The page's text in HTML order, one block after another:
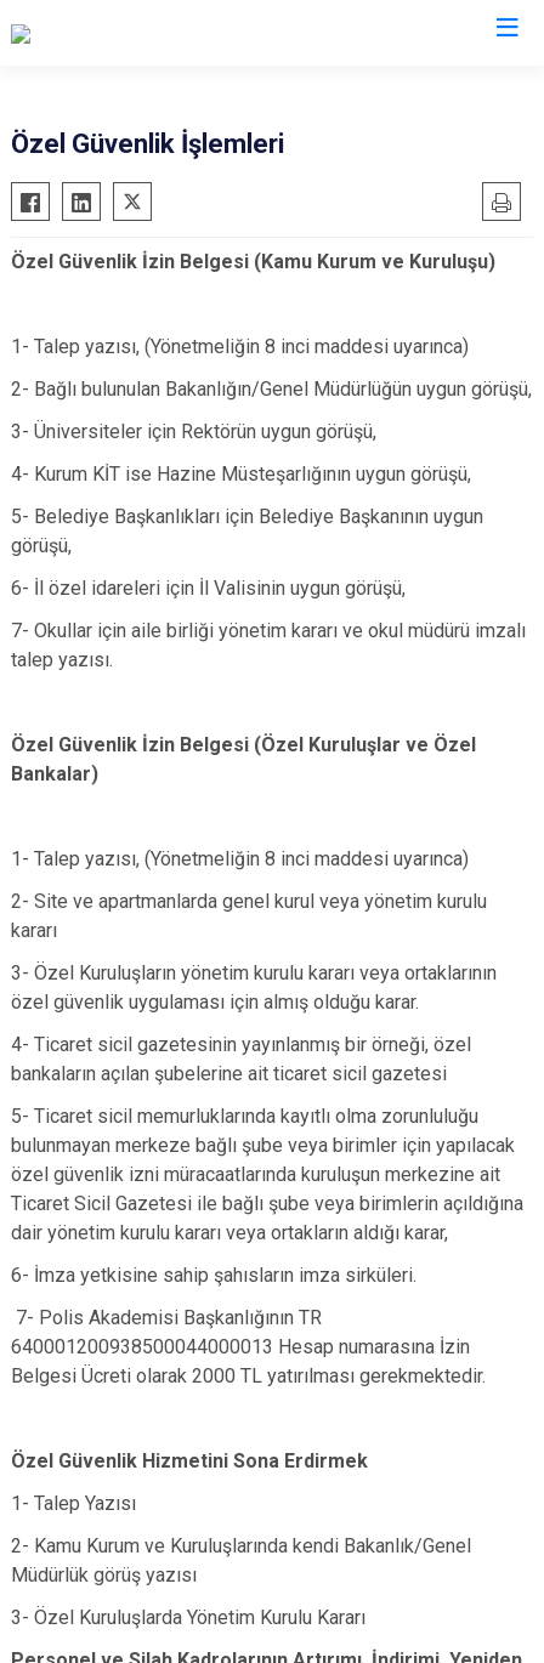
Özel Güvenlik İşlemleri
Özel Güvenlik İzin Belgesi (Kamu Kurum ve Kuruluşu)
1- Talep yazısı, (Yönetmeliğin 8 inci maddesi uyarınca)
2- Bağlı bulunulan Bakanlığın/Genel Müdürlüğün uygun görüşü,
3- Üniversiteler için Rektörün uygun görüşü,
4- Kurum KİT ise Hazine Müsteşarlığının uygun görüşü,
5- Belediye Başkanlıkları için Belediye Başkanının uygun
görüşü,
6- İl özel idareleri için İl Valisinin uygun görüşü,
7- Okullar için aile birliği yönetim kararı ve okul müdürü imzalı
talep yazısı.
Özel Güvenlik İzin Belgesi (Özel Kuruluşlar ve Özel
Bankalar)
​1- Talep yazısı, (Yönetmeliğin 8 inci maddesi uyarınca)
2- Site ve apartmanlarda genel kurul veya yönetim kurulu
kararı
3- Özel Kuruluşların yönetim kurulu kararı veya ortaklarının
özel güvenlik uygulaması için almış olduğu karar.
4- Ticaret sicil gazetesinin yayınlanmış bir örneği, özel
bankaların açılan şubelerine ait ticaret sicil gazetesi
5- Ticaret sicil memurluklarında kayıtlı olma zorunluluğu
bulunmayan merkeze bağlı şube veya birimler için yapılacak
özel güvenlik izni müracaatlarında kuruluşun merkezine ait
Ticaret Sicil Gazetesi ile bağlı şube veya birimlerin açıldığına
dair yönetim kurulu kararı veya ortakların aldığı karar,
6- İmza yetkisine sahip şahısların imza sirküleri.
7- Polis Akademisi Başkanlığının TR
640001200938500044000013 Hesap numarasına İzin
Belgesi Ücreti olarak 2000 TL yatırılması gerekmektedir.
Özel Güvenlik Hizmetini Sona Erdirmek
1- Talep Yazısı
2- Kamu Kurum ve Kuruluşlarında kendi Bakanlık/Genel
Müdürlük görüş yazısı
3- Özel Kuruluşlarda Yönetim Kurulu Kararı